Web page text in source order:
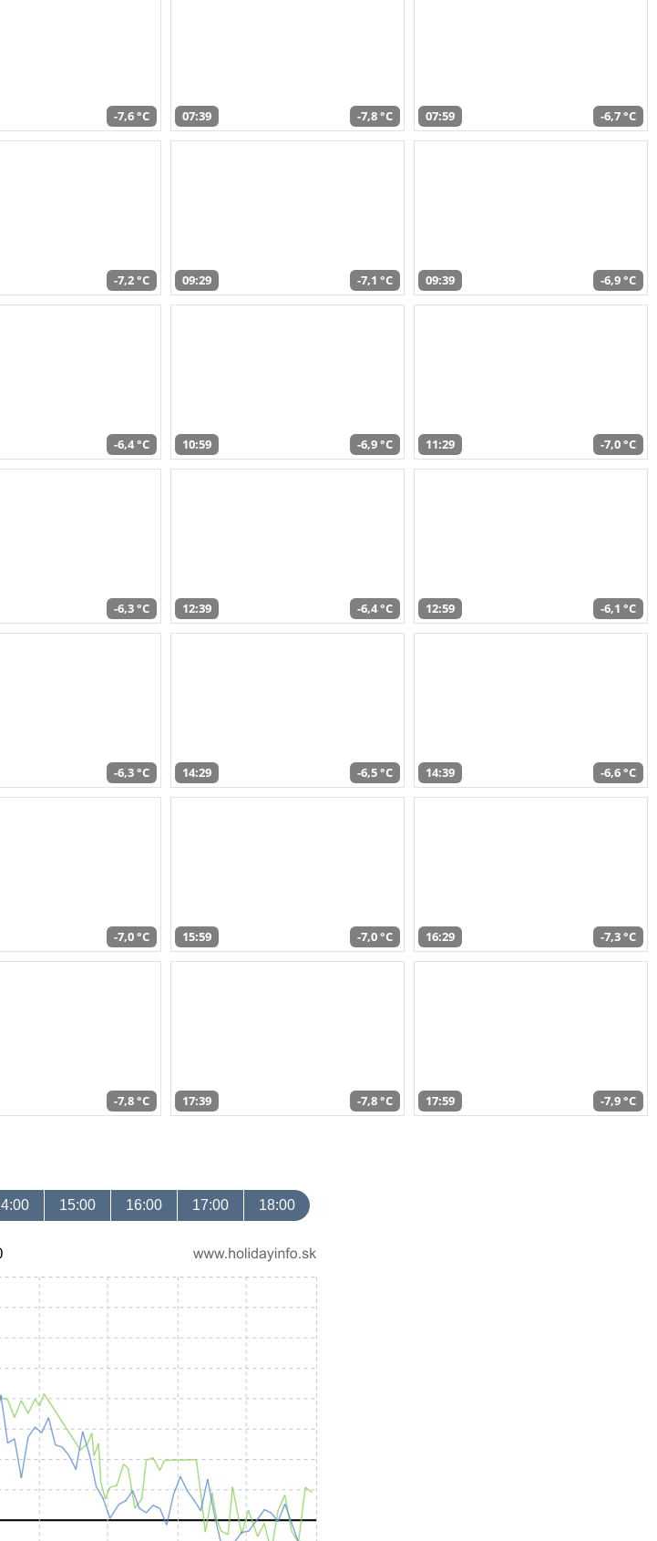
-7,6 °C 07:39 -7,8 °C 07:59 -6,7 °C
-7,2 °C 09:29 -7,1 °C 09:39 -6,9 °C
-6,4 °C 10:59 -6,9 °C 11:29 -7,0 °C
-6,3 °C 12:39 -6,4 °C 12:59 -6,1 °C
-6,3 °C 14:29 -6,5 °C 14:39 -6,6 °C
-7,0 °C 15:59 -7,0 °C 16:29 -7,3 °C
-7,8 °C 17:39 -7,8 °C 17:59 -7,9 °C
15:00 16:00 17:00 18:00